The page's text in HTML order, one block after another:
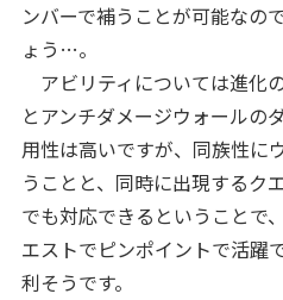
ンバーで補うことが可能なの
ょう…。
アビリティについては進化
とアンチダメージウォールの
用性は高いですが、同族性に
うことと、同時に出現するク
でも対応できるということで
エストでピンポイントで活躍
利そうです。